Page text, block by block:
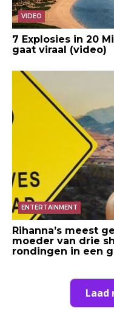
VIDEO
7 Explosies in 20
gaat viraal (video)
ENTERTAINMENT
Rihanna’s meest
moeder van drie
rondingen in een
Laad